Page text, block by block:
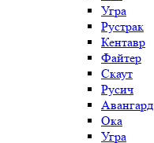
Угра
Рустрак
Кентавр
Файтер
Скаут
Русич
Авангард
Ока
Угра